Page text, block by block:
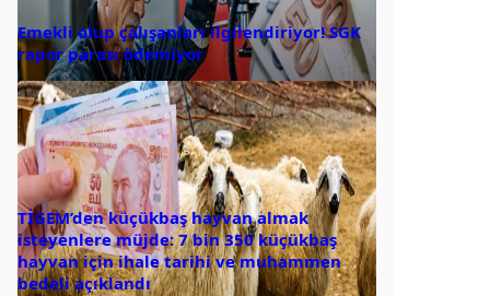
Emekli olup çalışanları ilgilendiriyor! SGK
rapor parası ödemiyor
TİGEM’den küçükbaş hayvan almak
isteyenlere müjde: 7 bin 350 küçükbaş
hayvan için ihale tarihi ve muhammen
bedeli açıklandı